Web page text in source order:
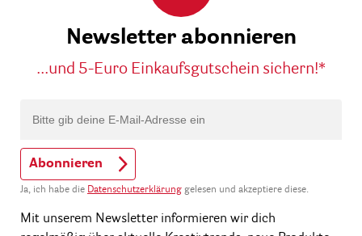
Newsletter abonnieren
...und 5-Euro Einkaufsgutschein sichern!*
Abonnieren
Ja, ich habe die Datenschutzerklärung gelesen und akzeptiere diese.
Mit unserem Newsletter informieren wir dich